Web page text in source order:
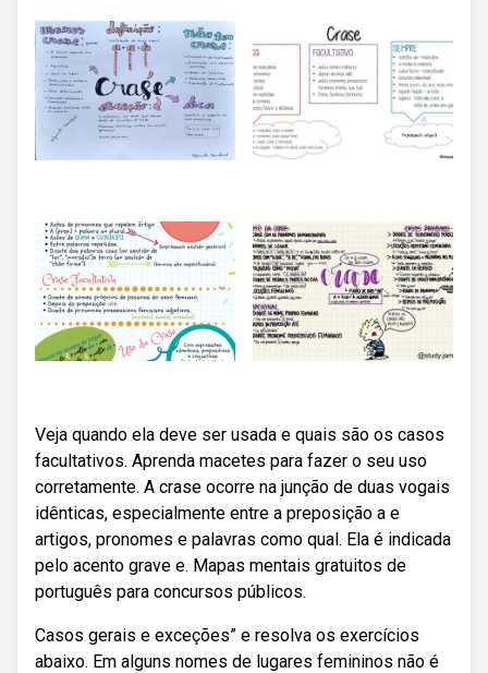
Veja quando ela deve ser usada e quais são os casos
facultativos. Aprenda macetes para fazer o seu uso
corretamente. A crase ocorre na junção de duas vogais
idênticas, especialmente entre a preposição a e
artigos, pronomes e palavras como qual. Ela é indicada
pelo acento grave e. Mapas mentais gratuitos de
português para concursos públicos.
Casos gerais e exceções” e resolva os exercícios
abaixo. Em alguns nomes de lugares femininos não é